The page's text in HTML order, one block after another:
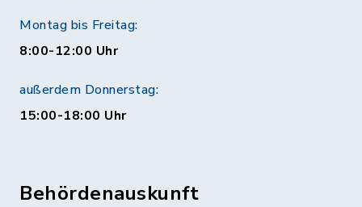
Montag bis Freitag:
8:00-12:00 Uhr
außerdem Donnerstag:
15:00-18:00 Uhr
Behördenauskunft